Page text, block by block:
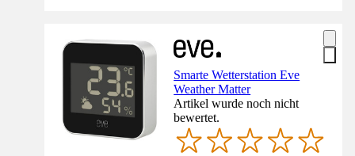
Smarte Wetterstation Eve
Weather Matter
Artikel wurde noch nicht
bewertet.